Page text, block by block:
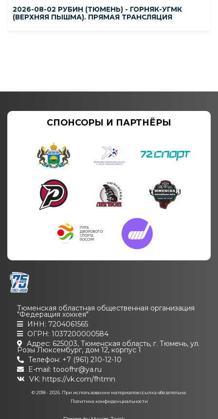
2026-08-02 РУБИН (ТЮМЕНЬ) - ГОРНЯК-УГМК
(ВЕРХНЯЯ ПЫШМА). ПРЯМАЯ ТРАНСЛЯЦИЯ
СПОНСОРЫ И ПАРТНЁРЫ
Тюменская областная общественная организация
"Федерация хоккея"
ИНН: 7204061565
ОГРН: 1037200000584
Адрес: 625003, Тюменская область, г. Тюмень, ул.
Розы Люксембург, дом 12, корпус 1
Телефон: +7 (961) 210-12-10
E-mail: tooofhr@ya.ru
VK: https://vk.com/fhtmn
© 2018 - 2026. При использовании материалов ссылка обязательна.
Политика конфиденциальности